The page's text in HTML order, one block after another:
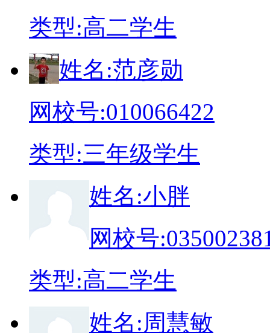
类型:高二学生
姓名:范彦勋
网校号:010066422
类型:三年级学生
姓名:小胖
网校号:
类型:高二学生
姓名:周慧敏